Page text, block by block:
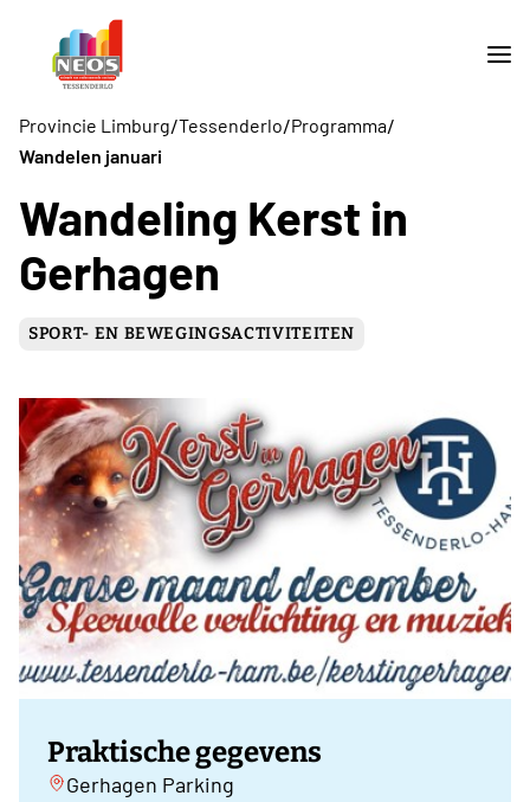
Provincie Limburg/Tessenderlo/Programma/
Wandelen januari
Wandeling Kerst in
Gerhagen
SPORT- EN BEWEGINGSACTIVITEITEN
Praktische gegevens
Gerhagen Parking